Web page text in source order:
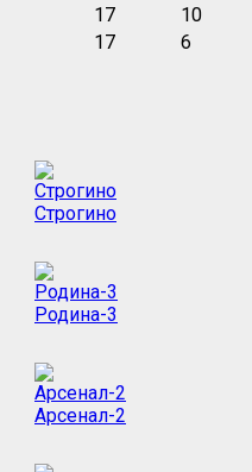
17
10
17 6
Строгино
Родина-3
Арсенал-2